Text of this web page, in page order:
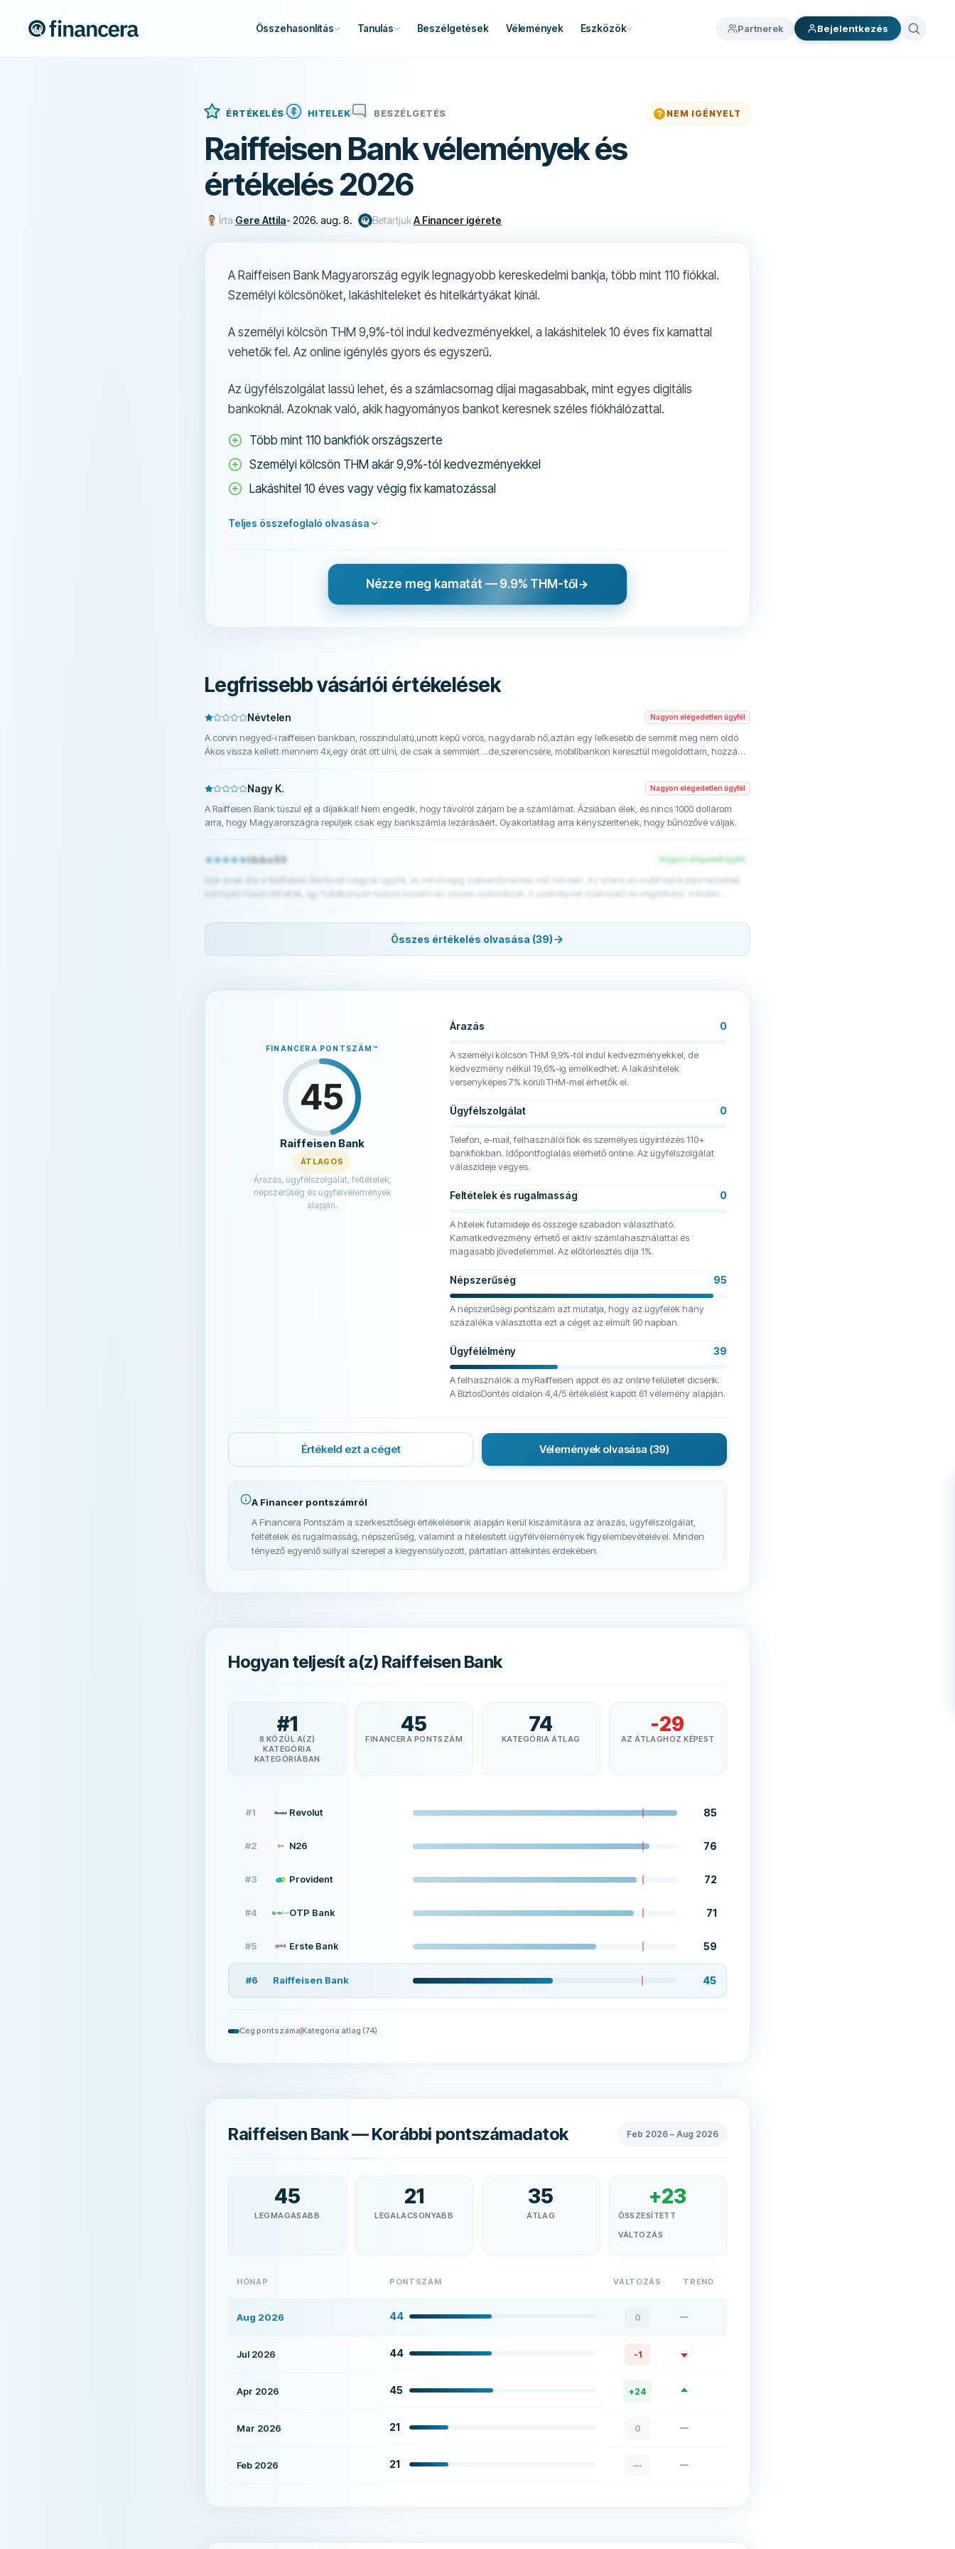
Összehasonlítás Tanulás Beszélgetések Vélemények Eszközök Partnerek Bejelentkezés
ÉRTÉKELÉS HITELEK BESZÉLGETÉS NEM IGÉNYELT
Raiffeisen Bank vélemények és
értékelés 2026
Írta Gere Attila- 2026. aug. 8. BetartjukA Financer ígérete
A Raiffeisen Bank Magyarország egyik legnagyobb kereskedelmi bankja, több mint 110 fiókkal.
Személyi kölcsönöket, lakáshiteleket és hitelkártyákat kínál.
A személyi kölcsön THM 9,9%-tól indul kedvezményekkel, a lakáshitelek 10 éves fix kamattal
vehetők fel. Az online igénylés gyors és egyszerű.
Az ügyfélszolgálat lassú lehet, és a számlacsomag díjai magasabbak, mint egyes digitális
bankoknál. Azoknak való, akik hagyományos bankot keresnek széles fiókhálózattal.
Több mint 110 bankfiók országszerte
Személyi kölcsön THM akár 9,9%-tól kedvezményekkel
Lakáshitel 10 éves vagy végig fix kamatozással
Teljes összefoglaló olvasása
Nézze meg kamatát — 9.9% THM-től
Legfrissebb vásárlói értékelések
Névtelen Nagyon elégedetlen ügyfél
A corvin negyed-i raiffeisen bankban, rosszindulatú,unott képű vörös, nagydarab nő,aztán egy lelkesebb de semmit meg nem oldó
Ákos vissza kellett mennem 4x,egy órát ott ülni, de csak a semmiért ...de,szerencsére, mobillbankon keresztül megoldottam, hozzá
Nagy K. Nagyon elégedetlen ügyfél
A Raiffeisen Bank túszul ejt a díjaikkal! Nem engedik, hogy távolról zárjam be a számlámat. Ázsiában élek, és nincs 1000 dollárom
arra, hogy Magyarországra repüljek csak egy bankszámla lezárásáért. Gyakorlatilag arra kényszerítenek, hogy bűnözővé váljak.
tibike89 Nagyon elégedett ügyfél
Már évek óta a Raiffeisen Banknál vagyok ügyfél, és mindvégig zökkenőmentes volt minden. Az online és mobil bankolási felületeik
könnyen használhatók, így hatékonyan tudom kezelni az összes számlámat. A személyzet szakszerű és segítőkész, minden
Összes értékelés olvasása (39)
FINANCERA PONTSZÁM ™
45
Raiffeisen Bank
ÁTLAGOS
Árazás, ügyfélszolgálat, feltételek,
népszerűség és ügyfélvélemények
alapján.
Árazás 0
A személyi kölcsön THM 9,9%-tól indul kedvezményekkel, de
kedvezmény nélkül 19,6%-ig emelkedhet. A lakáshitelek
versenyképes 7% körüli THM-mel érhetők el.
Ügyfélszolgálat 0
Telefon, e-mail, felhasználói fiók és személyes ügyintézés 110+
bankfiókban. Időpontfoglalás elérhető online. Az ügyfélszolgálat
válaszideje vegyes.
Feltételek és rugalmasság 0
A hitelek futamideje és összege szabadon választható.
Kamatkedvezmény érhető el aktív számlahasználattal és
magasabb jövedelemmel. Az előtörlesztés díja 1%.
Népszerűség 95
A népszerűségi pontszám azt mutatja, hogy az ügyfelek hány
százaléka választotta ezt a céget az elmúlt 90 napban.
Ügyfélélmény 39
A felhasználók a myRaiffeisen appot és az online felületet dicsérik.
A BiztosDontés oldalon 4,4/5 értékelést kapott 61 vélemény alapján.
Értékeld ezt a céget Vélemények olvasása (39)
A Financer pontszámról
A Financera Pontszám a szerkesztőségi értékeléseink alapján kerül kiszámításra az árazás, ügyfélszolgálat,
feltételek és rugalmasság, népszerűség, valamint a hitelesített ügyfélvélemények figyelembevételével. Minden
tényező egyenlő súllyal szerepel a kiegyensúlyozott, pártatlan áttekintés érdekében.
Hogyan teljesít a(z) Raiffeisen Bank
#1
8 KÖZÜL A(Z)
KATEGÓRIA
KATEGÓRIÁBAN
45
FINANCERA PONTSZÁM
74
KATEGÓRIA ÁTLAG
-29
AZ ÁTLAGHOZ KÉPEST
#1 Revolut 85
#2 N26 76
#3 Provident 72
#4 OTP Bank 71
#5 Erste Bank 59
#6 Raiffeisen Bank 45
Cég pontszáma Kategória átlag (74)
Raiffeisen Bank — Korábbi pontszámadatok Feb 2026 – Aug 2026
45
LEGMAGASABB
21
LEGALACSONYABB
35
ÁTLAG
+23
ÖSSZESÍTETT
VÁLTOZÁS
HÓNAP PONTSZÁM VÁLTOZÁS TREND
Aug 2026 44 0
Jul 2026 44 -1
Apr 2026 45 +24
Mar 2026 21 0
Feb 2026 21 —